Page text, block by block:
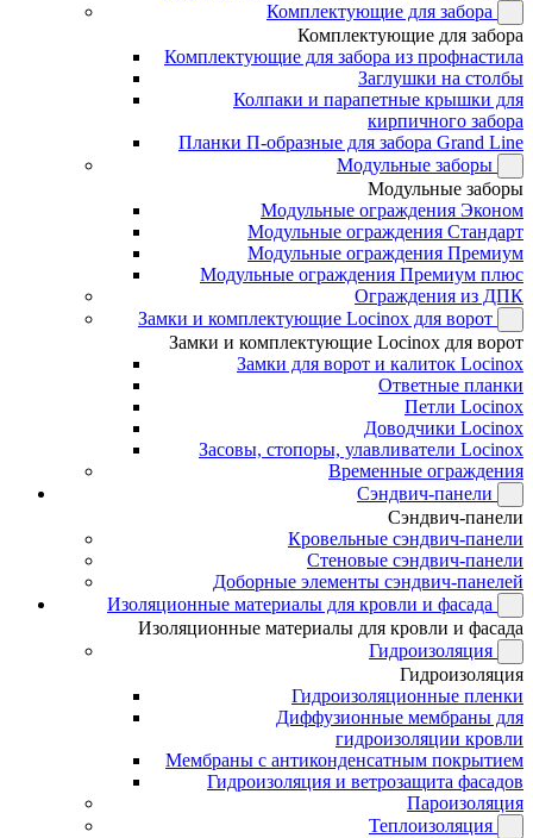
Комплектующие для забора
Комплектующие для забора
Комплектующие для забора из профнастила
Заглушки на столбы
Колпаки и парапетные крышки для
кирпичного забора
Планки П-образные для забора Grand Line
Модульные заборы
Модульные заборы
Модульные ограждения Эконом
Модульные ограждения Стандарт
Модульные ограждения Премиум
Модульные ограждения Премиум плюс
Ограждения из ДПК
Замки и комплектующие Locinox для ворот
Замки и комплектующие Locinox для ворот
Замки для ворот и калиток Locinox
Ответные планки
Петли Locinox
Доводчики Locinox
Засовы, стопоры, улавливатели Locinox
Временные ограждения
Сэндвич-панели
Сэндвич-панели
Кровельные сэндвич-панели
Стеновые сэндвич-панели
Доборные элементы сэндвич-панелей
Изоляционные материалы для кровли и фасада
Изоляционные материалы для кровли и фасада
Гидроизоляция
Гидроизоляция
Гидроизоляционные пленки
Диффузионные мембраны для
гидроизоляции кровли
Мембраны с антиконденсатным покрытием
Гидроизоляция и ветрозащита фасадов
Пароизоляция
Теплоизоляция